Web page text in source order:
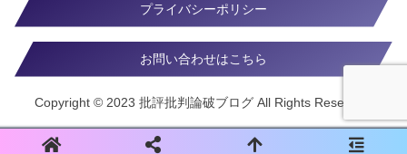
プライバシーポリシー
お問い合わせはこちら
Copyright © 2023 批評批判論破ブログ All Rights Reserved.